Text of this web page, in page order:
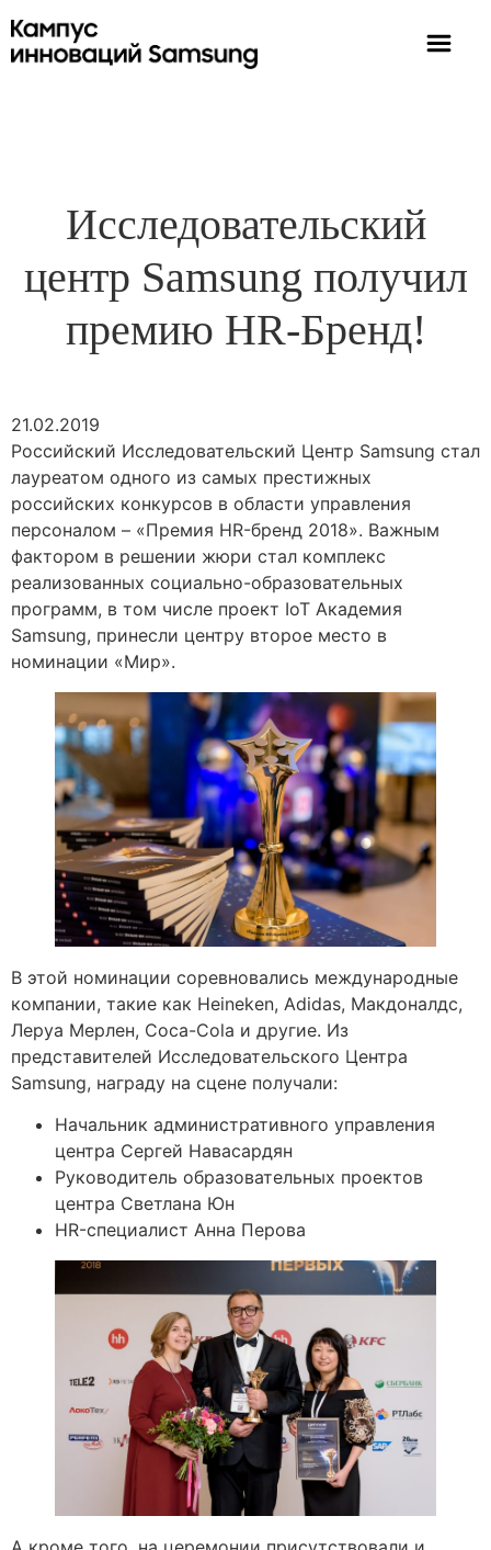
Исследовательский
центр Samsung получил
премию HR-Бренд!
21.02.2019
Российский Исследовательский Центр Samsung стал
лауреатом одного из самых престижных
российских конкурсов в области управления
персоналом – «Премия HR-бренд 2018». Важным
фактором в решении жюри стал комплекс
реализованных социально-образовательных
программ, в том числе проект IoT Академия
Samsung, принесли центру второе место в
номинации «Мир».
В этой номинации соревновались международные
компании, такие как Heineken, Adidas, Макдоналдс,
Леруа Мерлен, Coca-Cola и другие. Из
представителей Исследовательского Центра
Samsung, награду на сцене получали:
Начальник административного управления
центра Сергей Навасардян
Руководитель образовательных проектов
центра Светлана Юн
HR-специалист Анна Перова